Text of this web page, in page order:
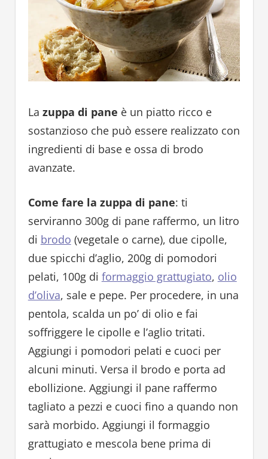
La zuppa di pane è un piatto ricco e
sostanzioso che può essere realizzato con
ingredienti di base e ossa di brodo
avanzate.
Come fare la zuppa di pane: ti
serviranno 300g di pane raffermo, un litro
di brodo (vegetale o carne), due cipolle,
due spicchi d’aglio, 200g di pomodori
pelati, 100g di formaggio grattugiato, olio
d’oliva, sale e pepe. Per procedere, in una
pentola, scalda un po’ di olio e fai
soffriggere le cipolle e l’aglio tritati.
Aggiungi i pomodori pelati e cuoci per
alcuni minuti. Versa il brodo e porta ad
ebollizione. Aggiungi il pane raffermo
tagliato a pezzi e cuoci fino a quando non
sarà morbido. Aggiungi il formaggio
grattugiato e mescola bene prima di